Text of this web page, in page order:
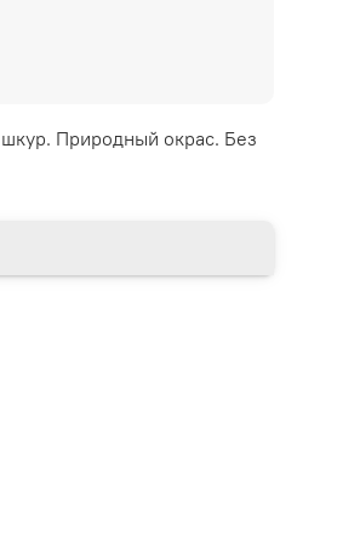
Природный окрас. Без